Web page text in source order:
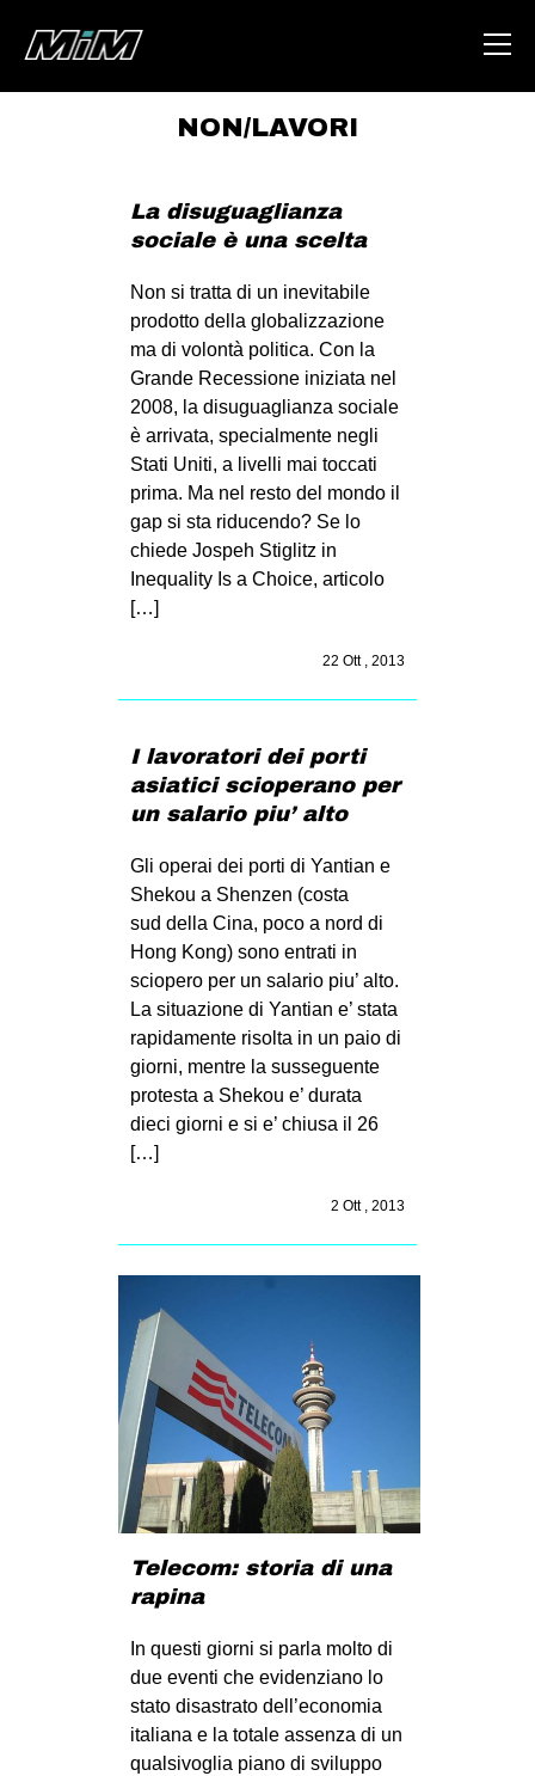
ABOUT
DEGENERAZIONE
GAZA FREESTYLE
CSOA LAMBRETTA
MSM
STUDENTI TSUNAMI
ZAM
MILANO
MOBILITAZIONI
SPORT POPOLARE
AMBIENTE
ANTIFASCISMO
MIGRAZIONI
PRECARIATO
REPRESSIONE
STUDENTI
CULTURE
ARTE
INTERNAZIONALE
AFRICA
AMERICHE
ESTREMO ORIENTE
EUROPA
EVENTI
Fb
NON/LAVORI
La disuguaglianza
sociale è una scelta
Non si tratta di un inevitabile
prodotto della globalizzazione
ma di volontà politica. Con la
Grande Recessione iniziata nel
2008, la disuguaglianza sociale
è arrivata, specialmente negli
Stati Uniti, a livelli mai toccati
prima. Ma nel resto del mondo il
gap si sta riducendo? Se lo
chiede Jospeh Stiglitz in
Inequality Is a Choice, articolo
[…]
22 Ott , 2013
I lavoratori dei porti
asiatici scioperano per
un salario piu’ alto
Gli operai dei porti di Yantian e
Shekou a Shenzen (costa
sud della Cina, poco a nord di
Hong Kong) sono entrati in
sciopero per un salario piu’ alto.
La situazione di Yantian e’ stata
rapidamente risolta in un paio di
giorni, mentre la susseguente
protesta a Shekou e’ durata
dieci giorni e si e’ chiusa il 26
[…]
2 Ott , 2013
Telecom: storia di una
rapina
In questi giorni si parla molto di
due eventi che evidenziano lo
stato disastrato dell’economia
italiana e la totale assenza di un
qualsivoglia piano di sviluppo